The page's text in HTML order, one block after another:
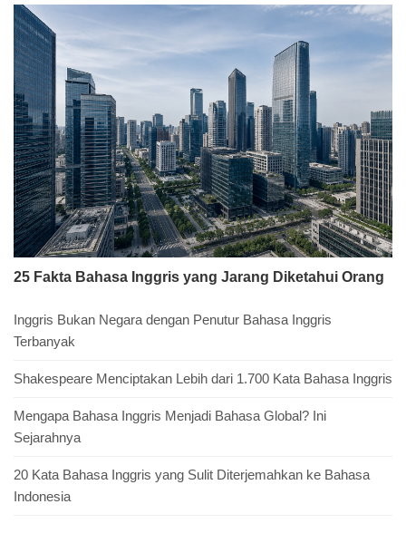
25 Fakta Bahasa Inggris yang Jarang Diketahui Orang
Inggris Bukan Negara dengan Penutur Bahasa Inggris
Terbanyak
Shakespeare Menciptakan Lebih dari 1.700 Kata Bahasa Inggris
Mengapa Bahasa Inggris Menjadi Bahasa Global? Ini
Sejarahnya
20 Kata Bahasa Inggris yang Sulit Diterjemahkan ke Bahasa
Indonesia